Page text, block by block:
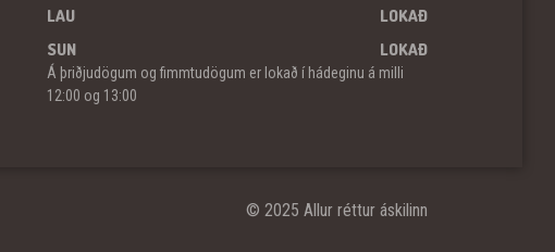
LAU
LOKAÐ
SUN
LOKAÐ
Á þriðjudögum og fimmtudögum er lokað í hádeginu á milli
12:00 og 13:00
© 2025 Allur réttur áskilinn